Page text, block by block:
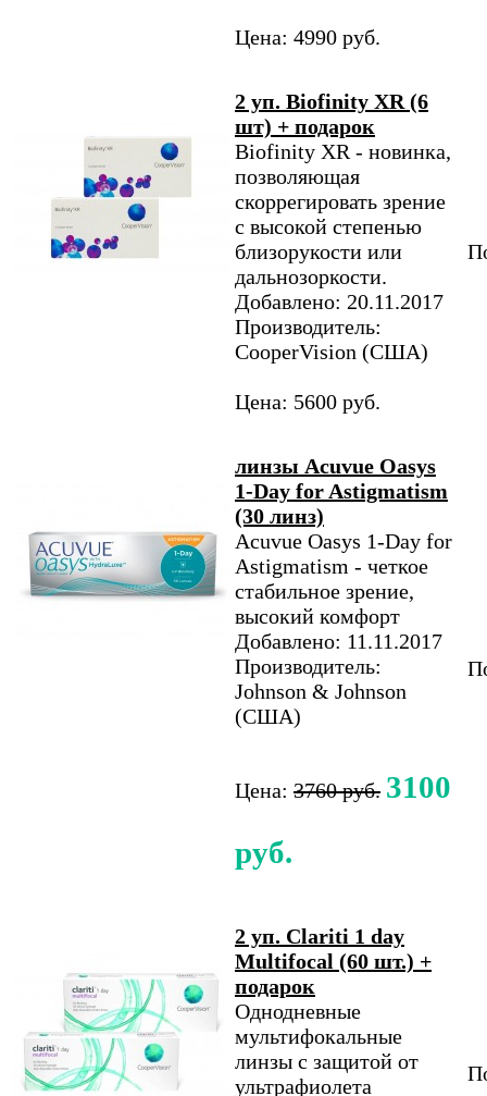
Цена: 4990 руб.
2 уп. Biofinity XR (6
шт) + подарок
Biofinity XR - новинка,
позволяющая
скоррегировать зрение
с высокой степенью
близорукости или
дальнозоркости.
Добавлено: 20.11.2017
Производитель:
CooperVision (США)
Цена: 5600 руб.
линзы Acuvue Oasys
1-Day for Astigmatism
(30 линз)
Acuvue Oasys 1-Day for
Astigmatism - четкое
стабильное зрение,
высокий комфорт
Добавлено: 11.11.2017
Производитель:
Johnson & Johnson
(США)
Цена: 3760 руб. 3100
руб.
2 уп. Clariti 1 day
Multifocal (60 шт.) +
подарок
Однодневные
мультифокальные
линзы с защитой от
ультрафиолета